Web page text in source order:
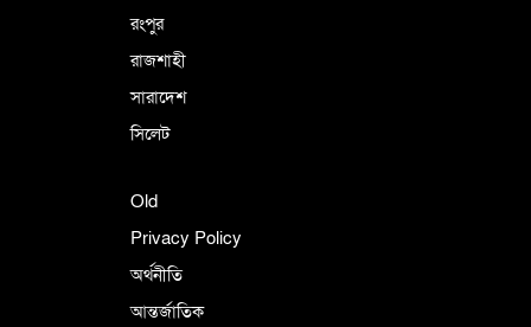
রংপুর
রাজশাহী
সারাদেশ
সিলেট
Old
Privacy Policy
অর্থনীতি
আন্তর্জাতিক